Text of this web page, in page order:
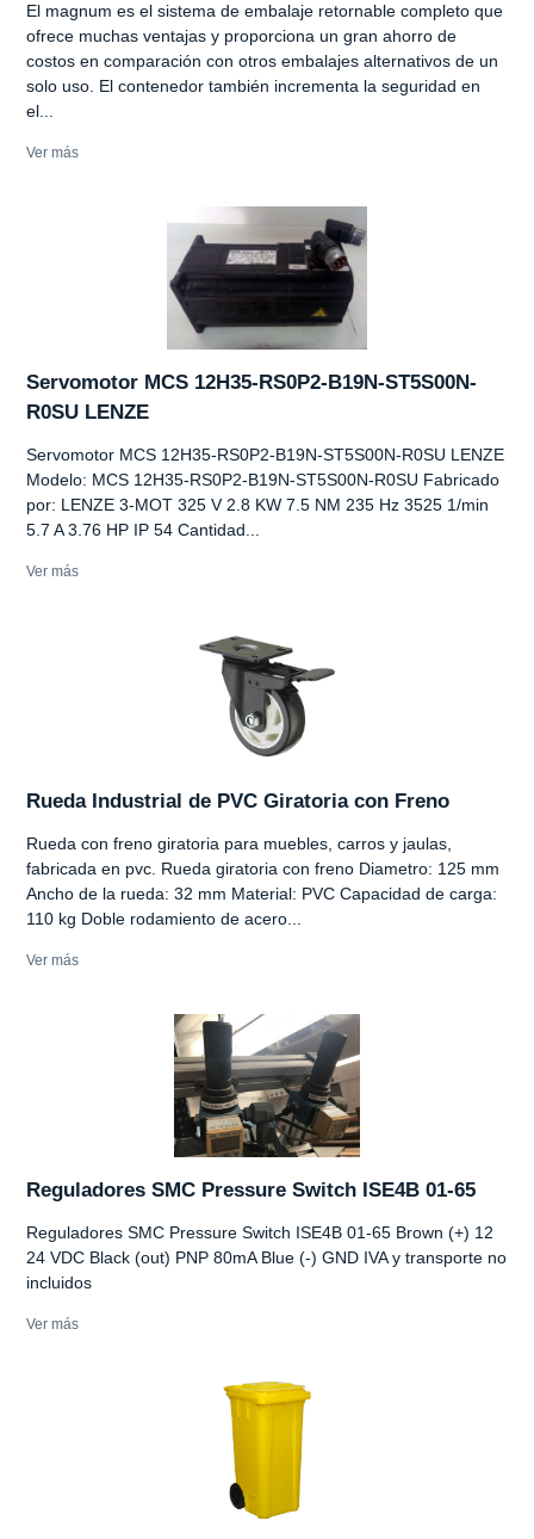
El magnum es el sistema de embalaje retornable completo que
ofrece muchas ventajas y proporciona un gran ahorro de
costos en comparación con otros embalajes alternativos de un
solo uso. El contenedor también incrementa la seguridad en
el...
Ver más
Servomotor MCS 12H35-RS0P2-B19N-ST5S00N-
R0SU LENZE
Servomotor MCS 12H35-RS0P2-B19N-ST5S00N-R0SU LENZE
Modelo: MCS 12H35-RS0P2-B19N-ST5S00N-R0SU Fabricado
por: LENZE 3-MOT 325 V 2.8 KW 7.5 NM 235 Hz 3525 1/min
5.7 A 3.76 HP IP 54 Cantidad...
Ver más
Rueda Industrial de PVC Giratoria con Freno
Rueda con freno giratoria para muebles, carros y jaulas,
fabricada en pvc. Rueda giratoria con freno Diametro: 125 mm
Ancho de la rueda: 32 mm Material: PVC Capacidad de carga:
110 kg Doble rodamiento de acero...
Ver más
Reguladores SMC Pressure Switch ISE4B 01-65
Reguladores SMC Pressure Switch ISE4B 01-65 Brown (+) 12
24 VDC Black (out) PNP 80mA Blue (-) GND IVA y transporte no
incluidos
Ver más